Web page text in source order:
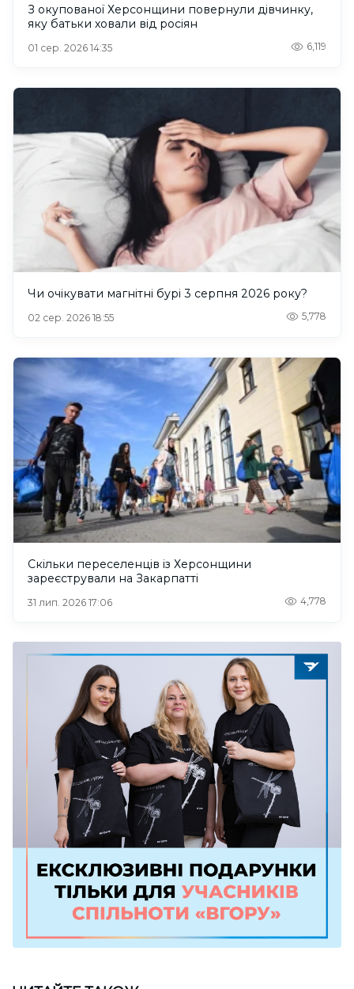
З окупованої Херсонщини повернули дівчинку,
яку батьки ховали від росіян
01 сер. 2026 14:35 6,119
Чи очікувати магнітні бурі 3 серпня 2026 року?
02 сер. 2026 18:55 5,778
Скільки переселенців із Херсонщини
зареєстрували на Закарпатті
31 лип. 2026 17:06 4,778